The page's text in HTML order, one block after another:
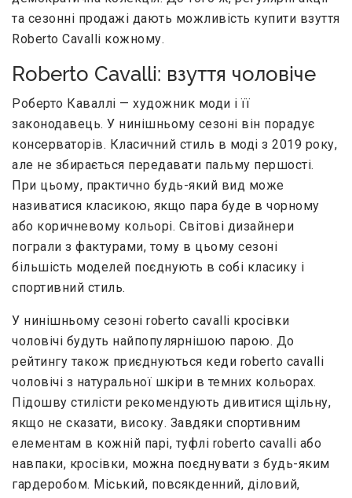
та сезонні продажі дають можливість купити взуття
Roberto Cavalli кожному.
Roberto Cavalli: взуття чоловіче
Роберто Каваллі — художник моди і її
законодавець. У нинішньому сезоні він порадує
консерваторів. Класичний стиль в моді з 2019 року,
але не збирається передавати пальму першості.
При цьому, практично будь-який вид може
називатися класикою, якщо пара буде в чорному
або коричневому кольорі. Світові дизайнери
пограли з фактурами, тому в цьому сезоні
більшість моделей поєднують в собі класику і
спортивний стиль.
У нинішньому сезоні roberto cavalli кросівки
чоловічі будуть найпопулярнішою парою. До
рейтингу також приєднуються кеди roberto cavalli
чоловічі з натуральної шкіри в темних кольорах.
Підошву стилісти рекомендують дивитися щільну,
якщо не сказати, високу. Завдяки спортивним
елементам в кожній парі, туфлі roberto cavalli або
навпаки, кросівки, можна поєднувати з будь-яким
гардеробом. Міський, повсякденний, діловий,